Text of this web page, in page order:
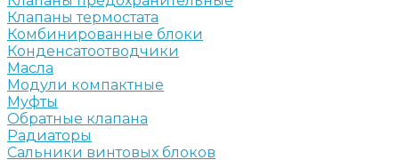
Клапаны термостата
Комбинированные блоки
Конденсатоотводчики
Масла
Модули компактные
Муфты
Обратные клапана
Радиаторы
Сальники винтовых блоков